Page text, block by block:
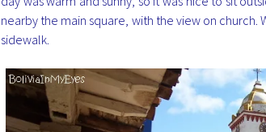
nearby the main square, with the view on
sidewalk.